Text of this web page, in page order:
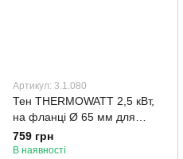
Артикул: 3.1.080
Тен THERMOWATT 2,5 кВт,
на фланці Ø 65 мм для
бойлера
759 грн
В наявності